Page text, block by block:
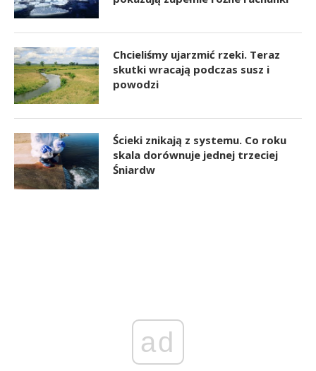
Chcieliśmy ujarzmić rzeki. Teraz
skutki wracają podczas susz i
powodzi
Ścieki znikają z systemu. Co roku
skala dorównuje jednej trzeciej
Śniardw
ad